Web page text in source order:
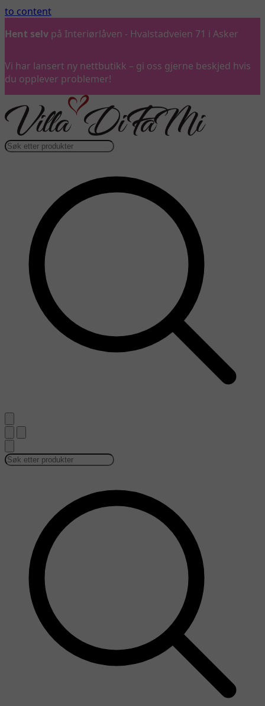
to content
Hent selv på Interiørlåven - Hvalstadveien 71 i Asker
Vi har lansert ny nettbutikk – gi oss gjerne beskjed hvis
du opplever problemer!